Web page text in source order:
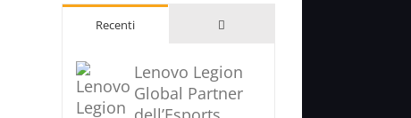
Recenti Commenti
Lenovo Legion
Global Partner